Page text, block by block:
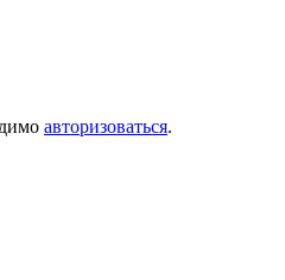
авторизоваться.